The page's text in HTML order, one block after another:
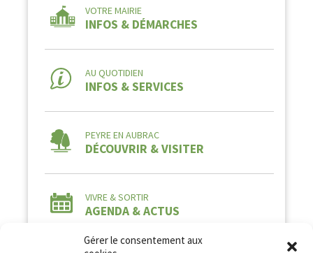
Gérer le consentement aux
VOTRE MAIRIE
INFOS & DÉMARCHES
AU QUOTIDIEN
INFOS & SERVICES
PEYRE EN AUBRAC
DÉCOUVRIR & VISITER
VIVRE & SORTIR
AGENDA & ACTUS